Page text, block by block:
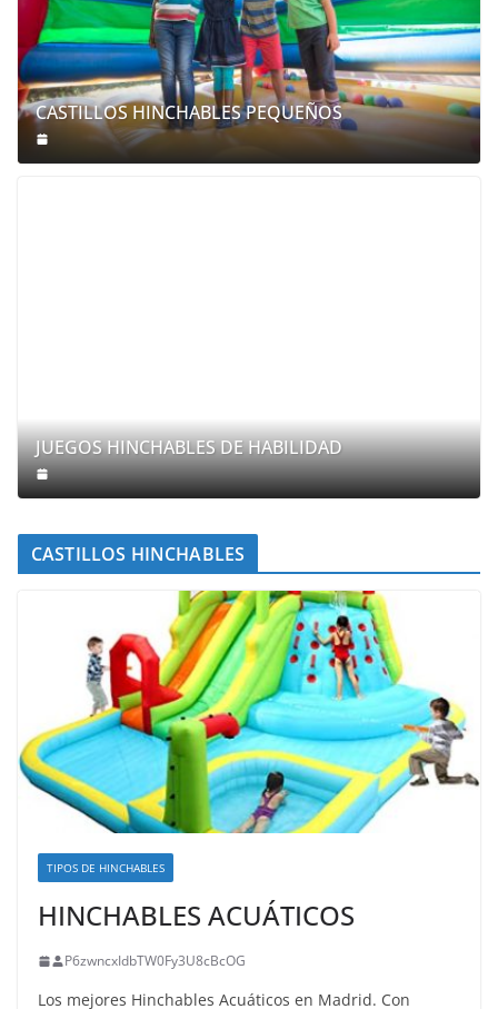
CASTILLOS HINCHABLES PEQUEÑOS
JUEGOS HINCHABLES DE HABILIDAD
CASTILLOS HINCHABLES
TIPOS DE HINCHABLES
HINCHABLES ACUÁTICOS
P6zwncxIdbTW0Fy3U8cBcOG
Los mejores Hinchables Acuáticos en Madrid. Con